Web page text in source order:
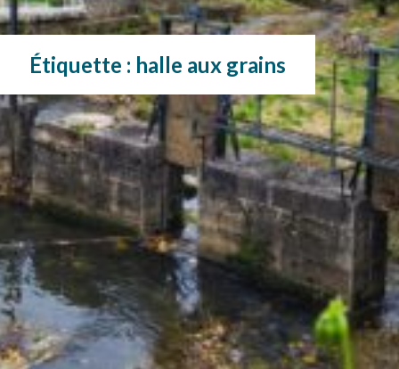
Étiquette : halle aux grains